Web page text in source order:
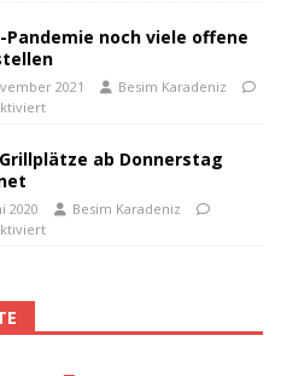
Pandemie noch viele offene
2021
Besim Karadeniz
ab Donnerstag
2020
Besim Karadeniz